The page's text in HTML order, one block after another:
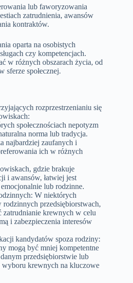
lub faworyzowania
zatrudnienia, awansów
kontraktów.
oparta na osobistych
czy kompetencjach.
w różnych obszarach życia, od
sferze społecznej.
rozprzestrzenianiu się
społecznościach nepotyzm
norma lub tradycja.
najbardziej zaufanych i
ich w różnych
gdzie brakuje
i awansów, łatwiej jest
lub rodzinne.
W niektórych
przedsiębiorstwach,
zatrudnianie krewnych w celu
i zabezpieczenia interesów
kandydatów spoza rodziny:
mogą być mniej kompetentne
przedsiębiorstwie lub
krewnych na kluczowe